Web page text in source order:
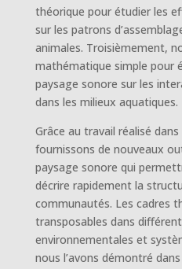
théorique pour étudier les
sur les patrons
animales. Troisièmement,
mathématique simple pour
paysage sonore sur les
dans les milieux aquatiques.
Grâce au travail réalisé
fournissons de nouveaux
paysage sonore qui
décrire rapidement la
communautés. Les cadres
transposables dans
environnementales et
nous l’avons démontré